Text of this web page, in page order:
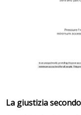
La giustizia